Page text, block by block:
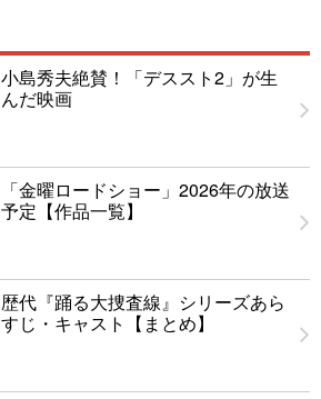
小島秀夫絶賛！「デススト2」が生
んだ映画
「金曜ロードショー」2026年の放送
予定【作品一覧】
歴代『踊る大捜査線』シリーズあら
すじ・キャスト【まとめ】